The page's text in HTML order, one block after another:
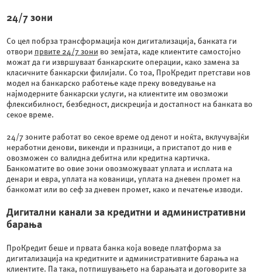
24/7 зони
Со цел побрза трансформација кон дигитализација, банката ги
отвори првите 24/7 зони во земјата, каде клиентите самостојно
можат да ги извршуваат банкарските операции, како замена за
класичните банкарски филијали. Со тоа, ПроКредит претстави нов
модел на банкарско работење каде преку воведување на
најмодерните банкарски услуги, на клиентите им овозможи
флексибилност, безбедност, дискреција и достапност на банката во
секое време.
24/7 зоните работат во секое време од денот и ноќта, вклучувајќи
неработни денови, викенди и празници, а пристапот до нив е
овозможен со валидна дебитна или кредитна картичка.
Банкоматите во овие зони овозможуваат уплата и исплата на
денари и евра, уплата на кованици, уплата на дневен промет на
банкомат или во сеф за дневен промет, како и печатење изводи.
Дигитални канали за кредитни и административни
барања
ПроКредит беше и првата банка која воведе платформа за
дигитализација на кредитните и административните барања на
клиентите. Па така, потпишувањето на барањата и договорите за